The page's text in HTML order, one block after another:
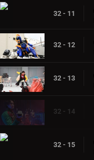
32 - 11
32 - 12
32 - 13
32 - 14
32 - 15